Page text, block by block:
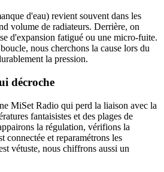
d'eau) revient souvent dans les
volume de radiateurs. Derrière, on
d'expansion fatigué ou une micro-fuite.
nous cherchons la cause lors du
la pression.
décroche
MiSet Radio qui perd la liaison avec la
fantaisistes et des plages de
la régulation, vérifions la
connectée et reparamétrons les
vétuste, nous chiffrons aussi un